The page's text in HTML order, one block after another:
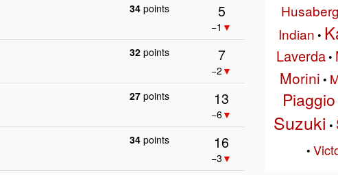
34 points 5
−1 ▼
32 points 7
−2 ▼
27 points 13
−6▼
34 points 16
−3 ▼
Husaberg
Indian •
Laverda•
Morini •
Piaggio
Suzuki •
•